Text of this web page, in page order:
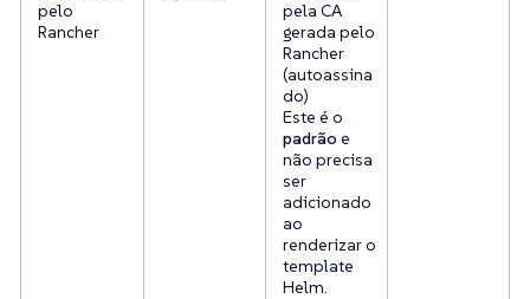
pelo
Rancher
pela CA
gerada pelo
Rancher
(autoassina
do)
Este é o
padrão e
não precisa
ser
adicionado
ao
renderizar o
template
Helm.